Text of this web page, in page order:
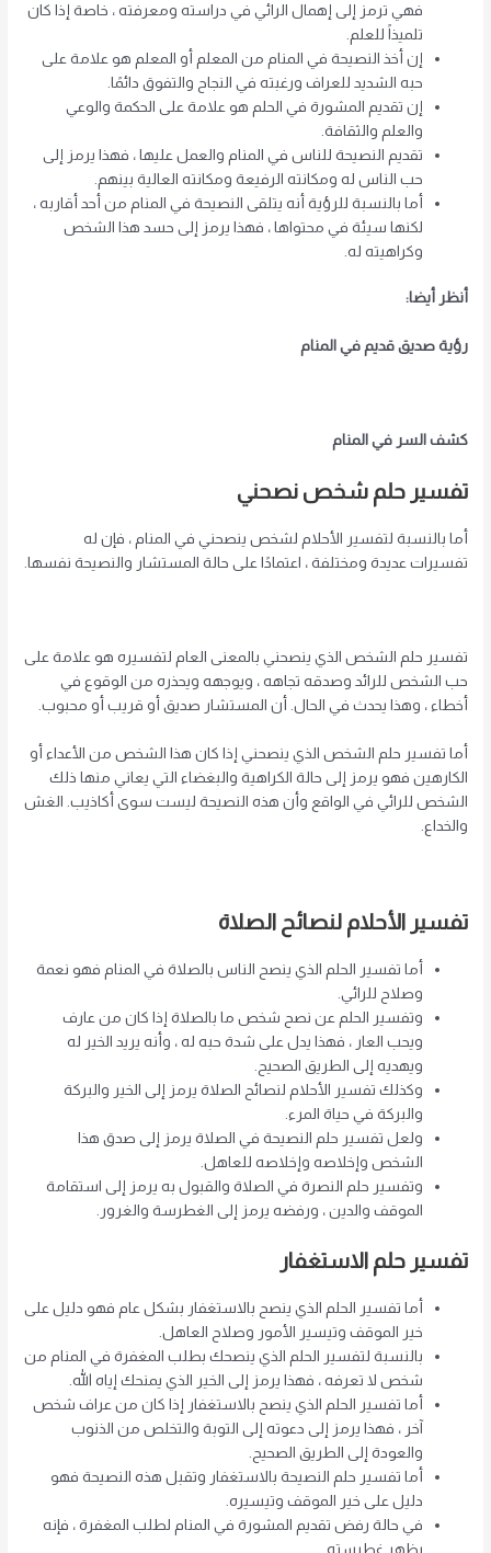
فهي ترمز إلى إهمال الرائي في دراسته ومعرفته ، خاصة إذا كان
تلميذاً للعلم.
إن أخذ النصيحة في المنام من المعلم أو المعلم هو علامة على
حبه الشديد للعراف ورغبته في النجاح والتفوق دائمًا.
إن تقديم المشورة في الحلم هو علامة على الحكمة والوعي
والعلم والثقافة.
تقديم النصيحة للناس في المنام والعمل عليها ، فهذا يرمز إلى
حب الناس له ومكانته الرفيعة ومكانته العالية بينهم.
أما بالنسبة للرؤية أنه يتلقى النصيحة في المنام من أحد أقاربه ،
لكنها سيئة في محتواها ، فهذا يرمز إلى حسد هذا الشخص
وكراهيته له.
أنظر أيضا:
رؤية صديق قديم في المنام
كشف السر في المنام
تفسير حلم شخص نصحني
أما بالنسبة لتفسير الأحلام لشخص ينصحني في المنام ، فإن له
تفسيرات عديدة ومختلفة ، اعتمادًا على حالة المستشار والنصيحة نفسها.
تفسير حلم الشخص الذي ينصحني بالمعنى العام لتفسيره هو علامة على
حب الشخص للرائد وصدقه تجاهه ، ويوجهه ويحذره من الوقوع في
أخطاء ، وهذا يحدث في الحال. أن المستشار صديق أو قريب أو محبوب.
أما تفسير حلم الشخص الذي ينصحني إذا كان هذا الشخص من الأعداء أو
الكارهين فهو يرمز إلى حالة الكراهية والبغضاء التي يعاني منها ذلك
الشخص للرائي في الواقع وأن هذه النصيحة ليست سوى أكاذيب. الغش
والخداع.
تفسير الأحلام لنصائح الصلاة
أما تفسير الحلم الذي ينصح الناس بالصلاة في المنام فهو نعمة
وصلاح للرائي.
وتفسير الحلم عن نصح شخص ما بالصلاة إذا كان من عارف
ويحب العار ، فهذا يدل على شدة حبه له ، وأنه يريد الخير له
ويهديه إلى الطريق الصحيح.
وكذلك تفسير الأحلام لنصائح الصلاة يرمز إلى الخير والبركة
والبركة في حياة المرء.
ولعل تفسير حلم النصيحة في الصلاة يرمز إلى صدق هذا
الشخص وإخلاصه وإخلاصه للعاهل.
وتفسير حلم النصرة في الصلاة والقبول به يرمز إلى استقامة
الموقف والدين ، ورفضه يرمز إلى الغطرسة والغرور.
تفسير حلم الاستغفار
أما تفسير الحلم الذي ينصح بالاستغفار بشكل عام فهو دليل على
خير الموقف وتيسير الأمور وصلاح العاهل.
بالنسبة لتفسير الحلم الذي ينصحك بطلب المغفرة في المنام من
شخص لا تعرفه ، فهذا يرمز إلى الخير الذي يمنحك إياه الله.
أما تفسير الحلم الذي ينصح بالاستغفار إذا كان من عراف شخص
آخر ، فهذا يرمز إلى دعوته إلى التوبة والتخلص من الذنوب
والعودة إلى الطريق الصحيح.
أما تفسير حلم النصيحة بالاستغفار وتقبل هذه النصيحة فهو
دليل على خير الموقف وتيسيره.
في حالة رفض تقديم المشورة في المنام لطلب المغفرة ، فإنه
يظهر غطرسته.